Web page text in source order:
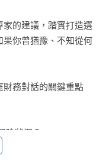
的建議，踏實打造選
你曾猶豫、不知從何
財務對話的關鍵重點
險狀況？
務風險？